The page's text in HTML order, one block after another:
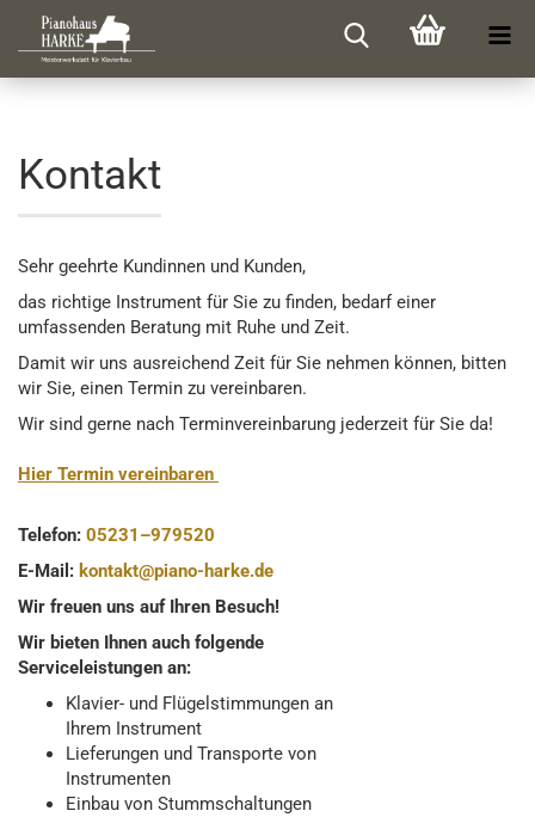
Kontakt
Sehr geehrte Kundinnen und Kunden,
das richtige Instrument für Sie zu finden, bedarf einer
umfassenden Beratung mit Ruhe und Zeit.
Damit wir uns ausreichend Zeit für Sie nehmen können, bitten
wir Sie, einen Termin zu vereinbaren.
Wir sind gerne nach Terminvereinbarung jederzeit für Sie da!
Hier Termin vereinbaren
Telefon: 05231–979520
E-Mail: kontakt@piano-harke.de
Wir freuen uns auf Ihren Besuch!
Wir bieten Ihnen auch folgende
Serviceleistungen an:
Klavier- und Flügelstimmungen an
Ihrem Instrument
Lieferungen und Transporte von
Instrumenten
Einbau von Stummschaltungen